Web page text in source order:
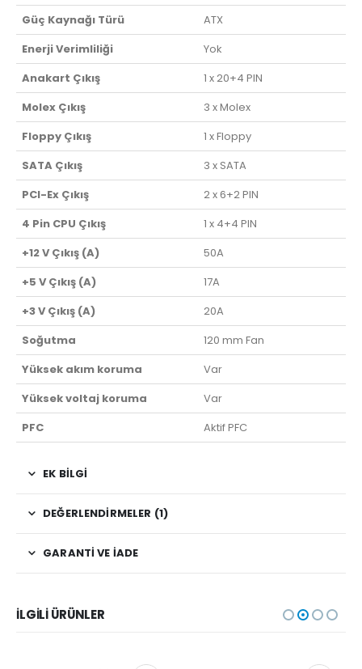
Güç Kaynağı Türü
ATX
Enerji Verimliliği
Yok
Anakart Çıkış
1 x 20+4 PIN
Molex Çıkış
3 x Molex
Floppy Çıkış
1 x Floppy
SATA Çıkış
3 x SATA
PCI-Ex Çıkış
2 x 6+2 PIN
4 Pin CPU Çıkış
1 x 4+4 PIN
+12 V Çıkış (A)
50A
+5 V Çıkış (A)
17A
+3 V Çıkış (A)
20A
Soğutma
120 mm Fan
Yüksek akım koruma
Var
Yüksek voltaj koruma
Var
PFC
Aktif PFC
EK BILGI
DEĞERLENDIRMELER (1)
GARANTI VE İADE
İLGILI ÜRÜNLER